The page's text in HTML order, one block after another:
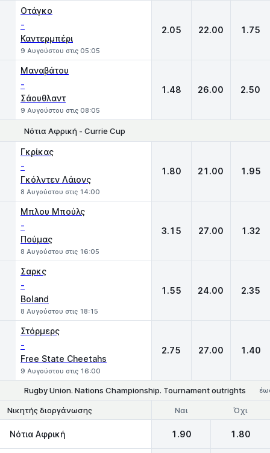
Οτάγκο
-
Καντερμπέρι
9 Αυγούστου στις 05:05
2.05 22.00 1.75
Μαναβάτου
-
Σάουθλαντ
9 Αυγούστου στις 08:05
1.48 26.00 2.50
Νότια Αφρική - Currie Cup
Γκρίκας
-
Γκόλντεν Λάιονς
8 Αυγούστου στις 14:00
1.80 21.00 1.95
Μπλου Μπούλς
-
Πούμας
8 Αυγούστου στις 16:05
3.15 27.00 1.32
Σαρκς
-
Boland
8 Αυγούστου στις 18:15
1.55 24.00 2.35
Στόρμερς
-
Free State Cheetahs
9 Αυγούστου στις 16:00
2.75 27.00 1.40
Rugby Union. Nations Championship. Tournament outrights
Νικητής διοργάνωσης Ναι Όχι
Νότια Αφρική 1.90 1.80